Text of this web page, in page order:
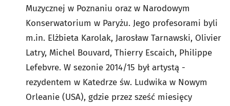
Muzycznej w Poznaniu oraz w Narodowym
Konserwatorium w Paryżu. Jego profesorami byli
m.in. Elżbieta Karolak, Jarosław Tarnawski, Olivier
Latry, Michel Bouvard, Thierry Escaich, Philippe
Lefebvre. W sezonie 2014/15 był artystą -
rezydentem w Katedrze św. Ludwika w Nowym
Orleanie (USA), gdzie przez sześć miesięcy